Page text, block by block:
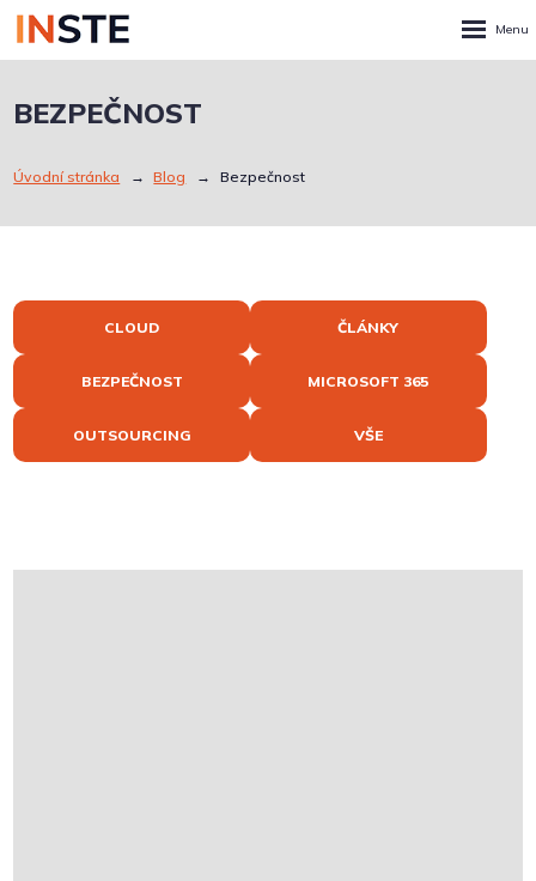
menu
BEZPEČNOST
Úvodní stránka Blog Bezpečnost
CLOUD ČLÁNKY
BEZPEČNOST MICROSOFT 365
OUTSOURCING VŠE